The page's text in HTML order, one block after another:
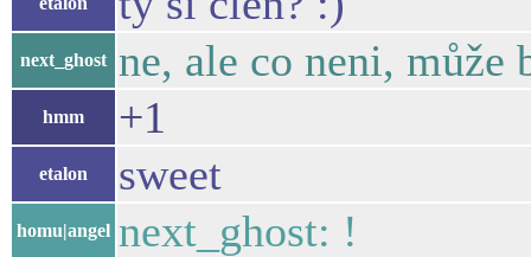
next_ghost ne, ale co neni, může
hmm +1
etalon sweet
homu|angel next_ghost: !